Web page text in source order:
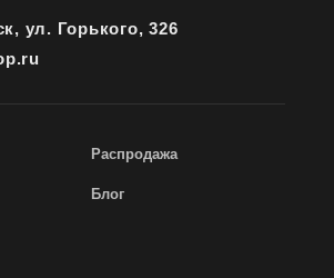
ул. Горького, 326
Распродажа
Блог